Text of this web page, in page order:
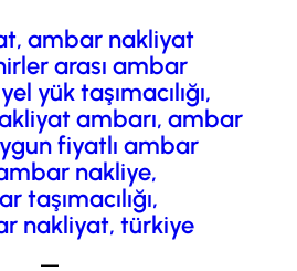
ambar nakliyat
arası ambar
yük taşımacılığı,
ambarı, ambar
fiyatlı ambar
nakliye,
taşımacılığı,
nakliyat, türkiye